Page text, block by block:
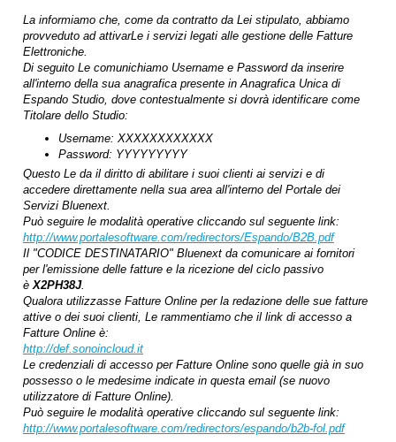
La informiamo che, come da contratto da Lei stipulato, abbiamo
provveduto ad attivarLe i servizi legati alle gestione delle Fatture
Elettroniche.
Di seguito Le comunichiamo Username e Password da inserire
all'interno della sua anagrafica presente in Anagrafica Unica di
Espando Studio, dove contestualmente si dovrà identificare come
Titolare dello Studio:
Username: XXXXXXXXXXXX
Password: YYYYYYYYY
Questo Le da il diritto di abilitare i suoi clienti ai servizi e di
accedere direttamente nella sua area all'interno del Portale dei
Servizi Bluenext.
Può seguire le modalità operative cliccando sul seguente link:
http://www.portalesoftware.com/redirectors/Espando/B2B.pdf
Il "CODICE DESTINATARIO" Bluenext da comunicare ai fornitori
per l'emissione delle fatture e la ricezione del ciclo passivo
è X2PH38J.
Qualora utilizzasse Fatture Online per la redazione delle sue fatture
attive o dei suoi clienti, Le rammentiamo che il link di accesso a
Fatture Online è:
http://def.sonoincloud.it
Le credenziali di accesso per Fatture Online sono quelle già in suo
possesso o le medesime indicate in questa email (se nuovo
utilizzatore di Fatture Online).
Può seguire le modalità operative cliccando sul seguente link:
http://www.portalesoftware.com/redirectors/espando/b2b-fol.pdf